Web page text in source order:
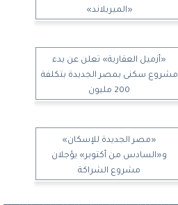
«الميريلاند»
«أزميل العقارية» تعلن عن بدء
مشروع سكنى بمصر الجديدة بتكلفة
200 مليون
«مصر الجديدة للإسكان»
و«السادس من أكتوبر» يؤجلان
مشروع الشراكة